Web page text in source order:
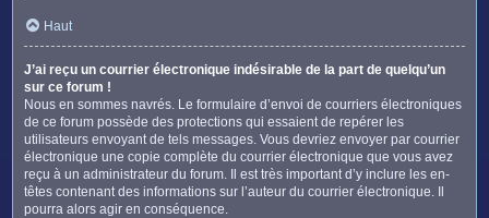
Haut
J’ai reçu un courrier électronique indésirable de la part de quelqu’un
sur ce forum !
Nous en sommes navrés. Le formulaire d’envoi de courriers électroniques
de ce forum possède des protections qui essaient de repérer les
utilisateurs envoyant de tels messages. Vous devriez envoyer par courrier
électronique une copie complète du courrier électronique que vous avez
reçu à un administrateur du forum. Il est très important d’y inclure les en-
têtes contenant des informations sur l’auteur du courrier électronique. Il
pourra alors agir en conséquence.